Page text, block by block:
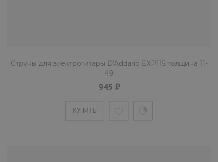
Струны для электрогитары D'Addario EXP115 толщина 11-
49
945 ₽
КУПИТЬ